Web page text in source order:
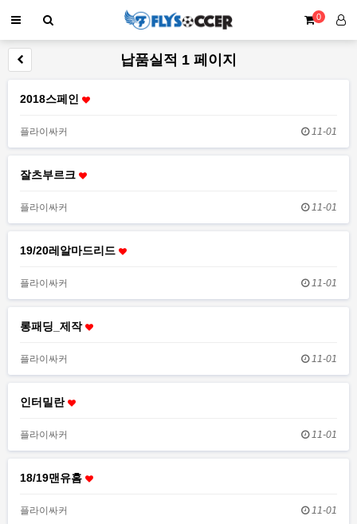
0
납품실적 1 페이지
2018스페인
플라이싸커 11-01
잘츠부르크
플라이싸커 11-01
19/20레알마드리드
플라이싸커 11-01
롱패딩_제작
플라이싸커 11-01
인터밀란
플라이싸커 11-01
18/19맨유홈
플라이싸커 11-01